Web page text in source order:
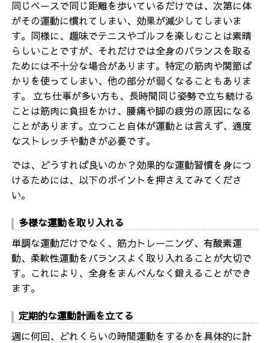
同じペースで同じ距離を歩いているだけでは、次第に体
がその運動に慣れてしまい、効果が減少してしまいま
す。同様に、趣味でテニスやゴルフを楽しむことは素晴
らしいことですが、それだけでは全身のバランスを取る
ためには不十分な場合があります。特定の筋肉や関節ば
かりを使ってしまい、他の部分が弱くなることもありま
す。 立ち仕事が多い方も、長時間同じ姿勢で立ち続ける
ことは筋肉に負担をかけ、腰痛や脚の疲労の原因になる
ことがあります。立つこと自体が運動とは言えず、適度
なストレッチや動きが必要です。
では、どうすれば良いのか？効果的な運動習慣を身につ
けるためには、以下のポイントを押さえてみてくださ
い。
多様な運動を取り入れる
単調な運動だけでなく、筋力トレーニング、有酸素運
動、柔軟性運動をバランスよく取り入れることが大切で
す。これにより、全身をまんべんなく鍛えることができ
ます。
定期的な運動計画を立てる
週に何回、どれくらいの時間運動をするかを具体的に計